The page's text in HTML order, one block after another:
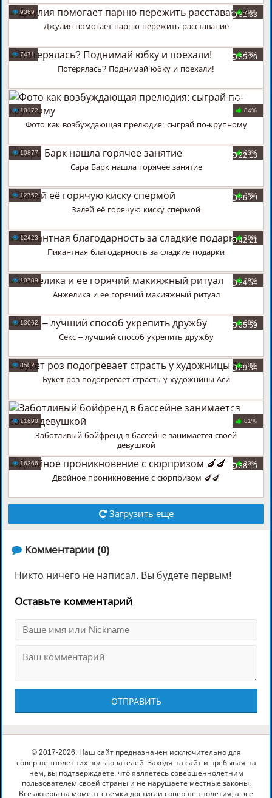
9369 79%
Джулия помогает парню пережить расставание
31:33
7471 83%
Потерялась? Поднимай юбку и поехали!
35:26
10172 84%
Фото как возбуждающая прелюдия: сыграй по-крупному
27:22
10877 93%
Сара Барк нашла горячее занятие
22:13
12752 85%
Залей её горячую киску спермой
26:29
12423 79%
Пикантная благодарность за сладкие подарки
42:21
10789 89%
Анжелика и ее горячий макияжный ритуал
34:54
13062 89%
Секс – лучший способ укрепить дружбу
35:59
8502 80%
Букет роз подогревает страсть у художницы Аси
29:34
11690 81%
Заботливый бойфренд в бассейне занимается своей
девушкой
25:07
16366 73%
Двойное проникновение с сюрпризом 🍆🍆
38:15
Загрузить еще
️ Комментарии (0)
Никто ничего не написал. Вы будете первым!
Оставьте комментарий
ОТПРАВИТЬ
© 2017-2026. Наш сайт предназначен исключительно для
совершеннолетних пользователей. Заходя на сайт и пребывая на
нем, вы подтверждаете, что являетесь совершеннолетним
пользователем своей страны и не нарушаете местные законы.
Все актеры на момент съемки достигли совершеннолетия, а все